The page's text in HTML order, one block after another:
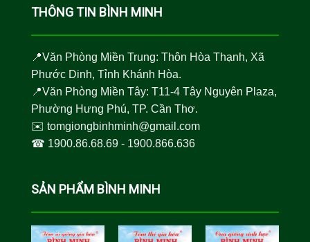
THÔNG TIN BÌNH MINH
📍Văn Phòng Miền Trung: Thôn Hòa Thạnh, Xã
Phước Dinh, Tỉnh Khánh Hòa.
📍Văn Phòng Miền Tây: T11-4 Tây Nguyên Plaza,
Phường Hưng Phú, TP. Cần Thơ.
✉️ tomgiongbinhminh@gmail.com
☎︎ 1900.86.68.69- 1900.866.636
SẢN PHẨM BÌNH MINH